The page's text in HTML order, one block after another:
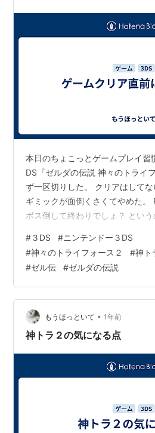
本日のちょこっとゲームプレイ習
DS『ゼルダの伝説 神々のトライ
ず一区切りした。 クリアはして
ギミックが面倒くさくてやめた。
ボス倒して終わりでしょ？ とい
世界が広がっているんだろう？ ど
るんだろう？ とかそいうったワク
けで面白いゲームだった。 クリア
ないが単純にアクションが楽しく
収集アイテムを発見する喜びがあ
冒険できた。 次はローグ…
#３DS #ニンテンドー３DS
#神々のトライフォース２ #神ト
#ゼル伝 #ゼルダの伝説
もうほっといて • 1年前
神トラ２の気になる点